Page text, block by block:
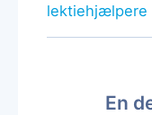
lektiehjælpere
En